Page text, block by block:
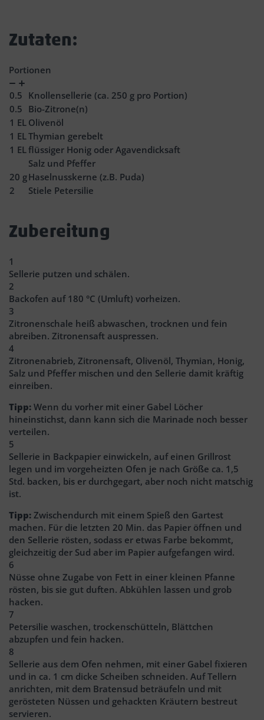
Zutaten:
Portionen
Verringern
Zunahme
0.5 Knollensellerie (ca. 250 g pro Portion)
0.5 Bio-Zitrone(n)
1 EL Olivenöl
1 EL Thymian gerebelt
1 EL flüssiger Honig oder Agavendicksaft
Salz und Pfeffer
20 gHaselnusskerne (z.B. Puda)
2
Stiele Petersilie
Zubereitung
1
Sellerie putzen und schälen.
2
Backofen auf 180 °C (Umluft) vorheizen.
3
Zitronenschale heiß abwaschen, trocknen und fein
abreiben. Zitronensaft auspressen.
4
Zitronenabrieb, Zitronensaft, Olivenöl, Thymian, Honig,
Salz und Pfeffer mischen und den Sellerie damit kräftig
einreiben.
Tipp: Wenn du vorher mit einer Gabel Löcher
hineinstichst, dann kann sich die Marinade noch besser
verteilen.
5
Sellerie in Backpapier einwickeln, auf einen Grillrost
legen und im vorgeheizten Ofen je nach Größe ca. 1,5
Std. backen, bis er durchgegart, aber noch nicht matschig
ist.
Tipp: Zwischendurch mit einem Spieß den Gartest
machen. Für die letzten 20 Min. das Papier öffnen und
den Sellerie rösten, sodass er etwas Farbe bekommt,
gleichzeitig der Sud aber im Papier aufgefangen wird.
6
Nüsse ohne Zugabe von Fett in einer kleinen Pfanne
rösten, bis sie gut duften. Abkühlen lassen und grob
hacken.
7
Petersilie waschen, trockenschütteln, Blättchen
abzupfen und fein hacken.
8
Sellerie aus dem Ofen nehmen, mit einer Gabel fixieren
und in ca. 1 cm dicke Scheiben schneiden. Auf Tellern
anrichten, mit dem Bratensud beträufeln und mit
gerösteten Nüssen und gehackten Kräutern bestreut
servieren.